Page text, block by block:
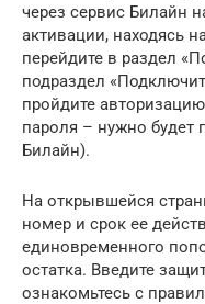
через сервис Билайн
активации, находясь
перейдите в раздел
подраздел
пройдите
пароля – нужно будет
Билайн).
На открывшейся
номер и срок ее
единовременного
остатка. Введите
ознакомьтесь с